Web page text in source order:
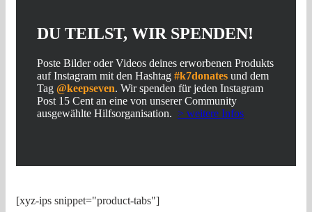
DU TEILST, WIR SPENDEN!
Poste Bilder oder Videos deines erworbenen Produkts
auf Instagram mit den Hashtag #k7donates und dem
Tag @keepseven. Wir spenden für jeden Instagram
Post 15 Cent an eine von unserer Community
ausgewählte Hilfsorganisation. > weitere Infos
[xyz-ips snippet="product-tabs"]